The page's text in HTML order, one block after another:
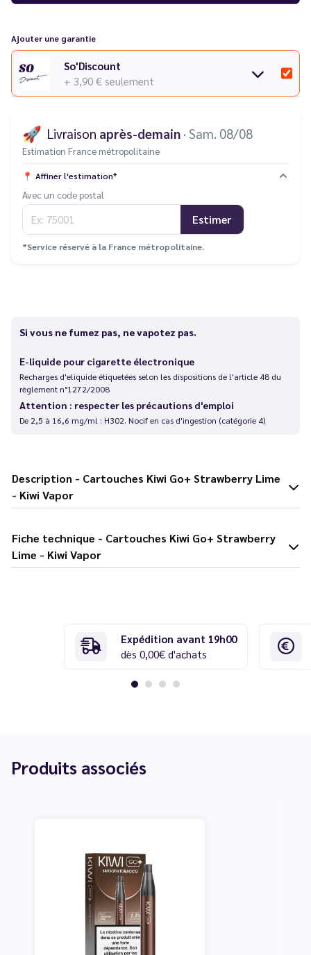
Lot de 2 cartouches pré-remplies
Ajouter une garantie
So'Discount
+ 3,90 € seulement
🚀 Livraison après-demain · Sam. 08/08
Estimation France métropolitaine
📍 Affiner l'estimation*
Avec un code postal
Estimer
*Service réservé à la France métropolitaine.
Si vous ne fumez pas, ne vapotez pas.
E-liquide pour cigarette électronique
Recharges d'eliquide étiquetées selon les dispositions de l'article 48 du
règlement n°1272/2008
Attention : respecter les précautions d'emploi
De 2,5 à 16,6 mg/ml : H302. Nocif en cas d'ingestion (catégorie 4)
Description - Cartouches Kiwi Go+ Strawberry Lime
- Kiwi Vapor
Fiche technique - Cartouches Kiwi Go+ Strawberry
Lime - Kiwi Vapor
Expédition avant 19h00
dès 0,00€ d'achats
Produits associés